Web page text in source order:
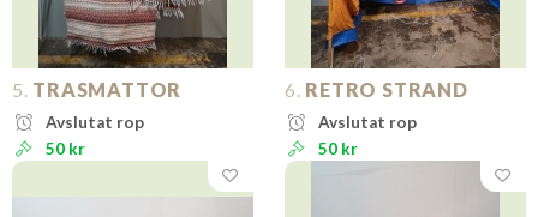
5. TRASMATTOR
Avslutat rop
50 kr
6. RETRO STRAND
Avslutat rop
50 kr